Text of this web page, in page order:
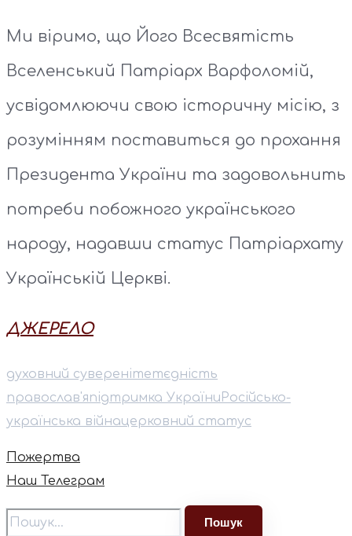
Ми віримо, що Його Всесвятість
Вселенський Патріарх Варфоломій,
усвідомлюючи свою історичну місію, з
розумінням поставиться до прохання
Президента України та задовольнить
потреби побожного українського
народу, надавши статус Патріархату
Українській Церкві.
ДЖЕРЕЛО
духовний суверенітетєдність
православ'япідтримка України Російсько-
українська війнацерковний статус
Пожертва
Наш Телеграм